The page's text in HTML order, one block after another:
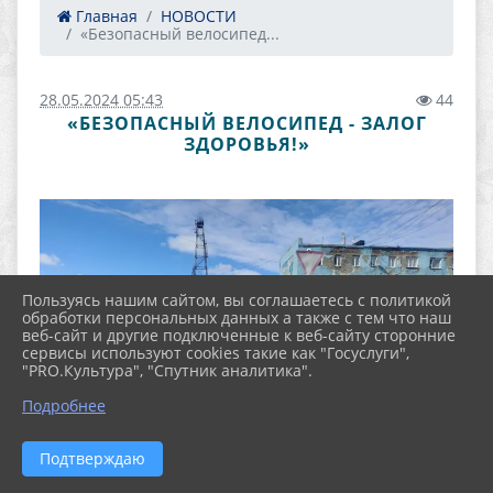
Главная
НОВОСТИ
«Безопасный велосипед...
28.05.2024 05:43 44
«БЕЗОПАСНЫЙ ВЕЛОСИПЕД - ЗАЛОГ
ЗДОРОВЬЯ!»
Пользуясь нашим сайтом, вы соглашаетесь с политикой
обработки персональных данных а также с тем что наш
веб-сайт и другие подключенные к веб-сайту сторонние
сервисы используют cookies такие как "Госуслуги",
"PRO.Культура", "Спутник аналитика".
Подробнее
Подтверждаю